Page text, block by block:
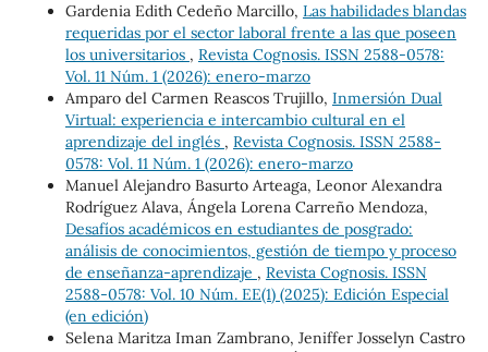
Gardenia Edith Cedeño Marcillo, Las habilidades blandas
requeridas por el sector laboral frente a las que poseen
los universitarios , Revista Cognosis. ISSN 2588-0578:
Vol. 11 Núm. 1 (2026): enero-marzo
Amparo del Carmen Reascos Trujillo, Inmersión Dual
Virtual: experiencia e intercambio cultural en el
aprendizaje del inglés , Revista Cognosis. ISSN 2588-
0578: Vol. 11 Núm. 1 (2026): enero-marzo
Manuel Alejandro Basurto Arteaga, Leonor Alexandra
Rodríguez Alava, Ángela Lorena Carreño Mendoza,
Desafíos académicos en estudiantes de posgrado:
análisis de conocimientos, gestión de tiempo y proceso
de enseñanza-aprendizaje , Revista Cognosis. ISSN
2588-0578: Vol. 10 Núm. EE(1) (2025): Edición Especial
(en edición)
Selena Maritza Iman Zambrano, Jeniffer Josselyn Castro